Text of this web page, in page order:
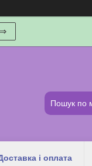
і оплата